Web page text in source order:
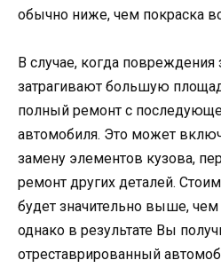
обычно ниже, чем покраска
В случае, когда повреждения
затрагивают большую
полный ремонт с
автомобиля. Это может
замену элементов кузова,
ремонт других деталей.
будет значительно выше, чем
однако в результате Вы
отреставрированный